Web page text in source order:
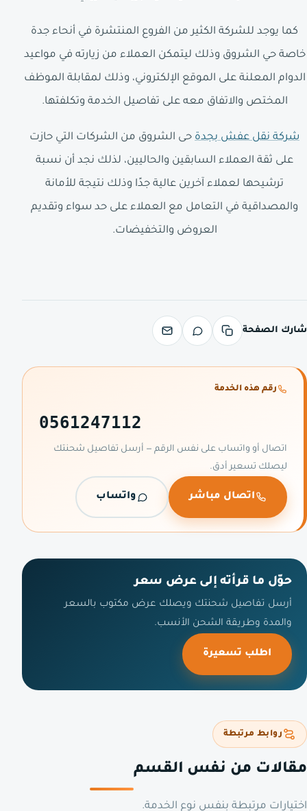
كما يوجد للشركة الكثير من الفروع المنتشرة في أنحاء جدة
خاصة حي الشروق وذلك ليتمكن العملاء من زيارته في مواعيد
الدوام المعلنة على الموقع الإلكتروني، وذلك لمقابلة الموظف
المختص والاتفاق معه على تفاصيل الخدمة وتكلفتها.
شركة نقل عفش بجدة حى الشروق من الشركات التي حازت
على ثقة العملاء السابقين والحاليين، لذلك نجد أن نسبة
ترشيحها لعملاء آخرين عالية جدًا وذلك نتيجة للأمانة
والمصداقية في التعامل مع العملاء على حد سواء وتقديم
العروض والتخفيضات.
شارك الصفحة
رقم هذه الخدمة
0561247112
اتصال أو واتساب على نفس الرقم — أرسل تفاصيل شحنتك
ليصلك تسعير أدق.
اتصال مباشر واتساب
حوّل ما قرأته إلى عرض سعر
أرسل تفاصيل شحنتك ويصلك عرض مكتوب بالسعر
والمدة وطريقة الشحن الأنسب.
اطلب تسعيرة
روابط مرتبطة
مقالات من نفس القسم
اختيارات مرتبطة بنفس نوع الخدمة.